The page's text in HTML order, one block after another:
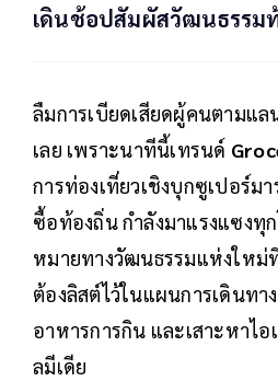
เดินช้อปสัมผัสวัฒนธรรม
ลืมการเบียดเสียดผู้คนตามแล
เลย เพราะนาทีนี้เทรนด์
การท่องเที่ยวเชิงบุกซูเปอร์ม
ซื้อท้องถิ่น กำลังมาแรงแซงทุ
หมายทางวัฒนธรรมแห่งใหม่
ต้องลิสต์ไว้ในแผนการเดินทา
อาหารการกิน และเสาะหาไ
ลมีเดีย